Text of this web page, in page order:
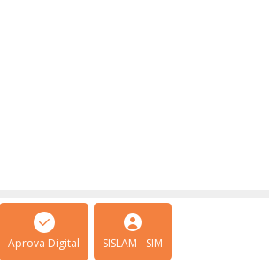
Aprova Digital SISLAM - SIM